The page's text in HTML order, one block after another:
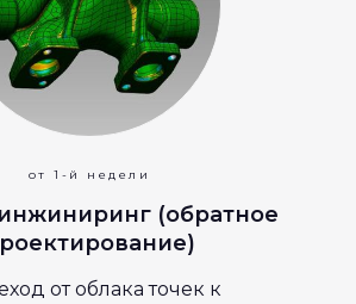
от 1-й недели
(обратное
от облака точек к